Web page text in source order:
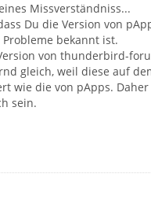
Missverständniss...
Du die Version von
bekannt ist.
von thunderbird-
gleich, weil diese auf
wie die von pApps.
sein.